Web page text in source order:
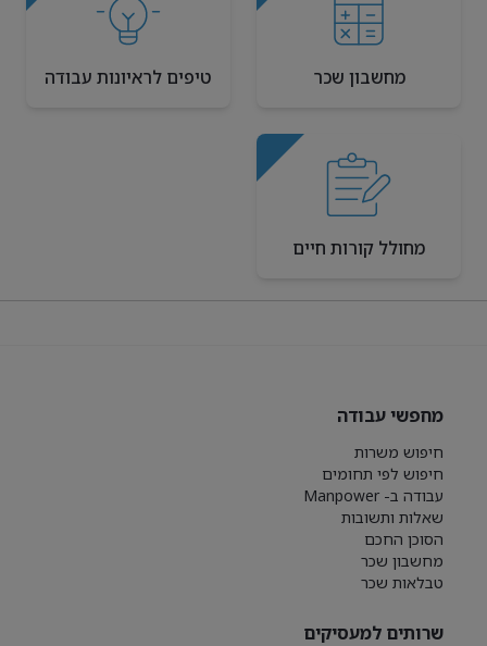
מחשבון שכר טיפים לראיונות עבודה
מחולל קורות חיים
מחפשי עבודה
חיפוש משרות
חיפוש לפי תחומים
עבודה ב- Manpower
שאלות ותשובות
הסוכן החכם
מחשבון שכר
טבלאות שכר
שרותים למעסיקים